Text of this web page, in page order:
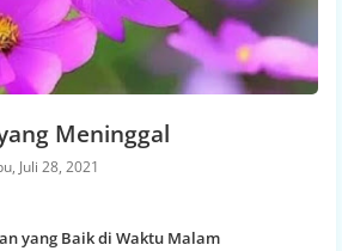
Meninggal
Juli 28, 2021
yang Baik di Waktu Malam